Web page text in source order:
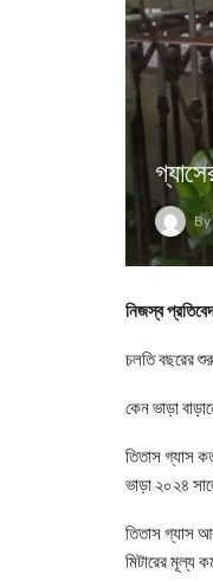
By
নিজস্ব
চলতি বছরের
কেন ভাড়া
তিতাস গ্যাস
ভাড়া ২০২৪
তিতাস গ্যাস
মিটারের মূল্য